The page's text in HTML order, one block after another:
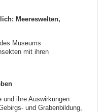
Meereswelten,
Museums
mit ihren
und ihre Auswirkungen:
und Grabenbildung,